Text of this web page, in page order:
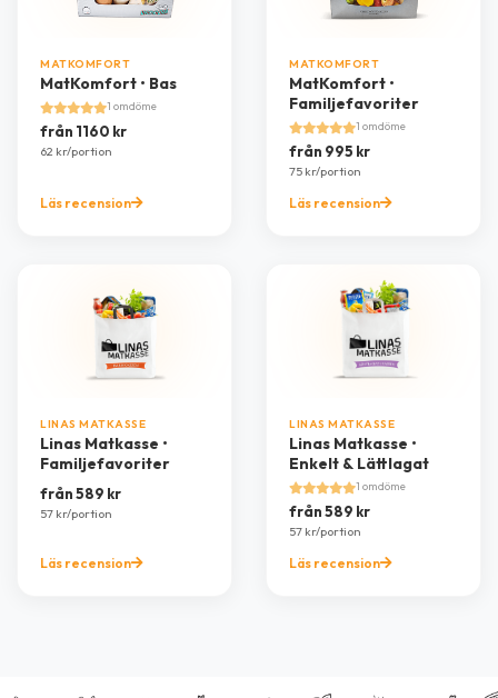
MATKOMFORT
MatKomfort • Bas
1 omdöme
från 1160 kr
62 kr/portion
Läs recension
MATKOMFORT
MatKomfort •
Familjefavoriter
1 omdöme
från 995 kr
75 kr/portion
Läs recension
LINAS MATKASSE
Linas Matkasse •
Familjefavoriter
från 589 kr
57 kr/portion
Läs recension
LINAS MATKASSE
Linas Matkasse •
Enkelt & Lättlagat
1 omdöme
från 589 kr
57 kr/portion
Läs recension